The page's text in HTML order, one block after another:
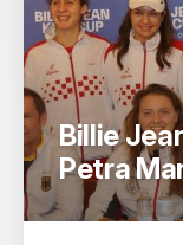
Billie
Petra